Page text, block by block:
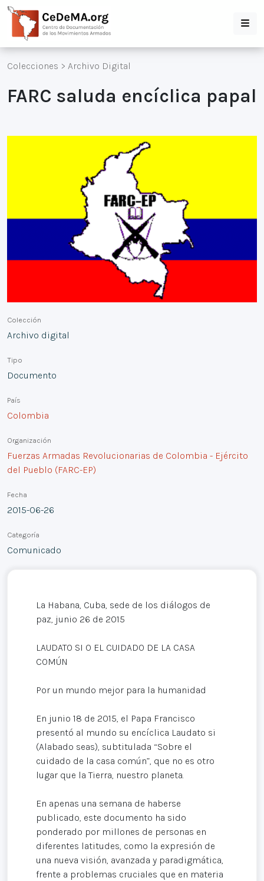
Colecciones > Archivo Digital
FARC saluda encíclica papal
Colección
Archivo digital
Tipo
Documento
País
Colombia
Organización
Fuerzas Armadas Revolucionarias de Colombia - Ejército
del Pueblo (FARC-EP)
Fecha
2015-06-26
Categoría
Comunicado
La Habana, Cuba, sede de los diálogos de
paz, junio 26 de 2015
LAUDATO SI O EL CUIDADO DE LA CASA
COMÚN
Por un mundo mejor para la humanidad
En junio 18 de 2015, el Papa Francisco
presentó al mundo su encíclica Laudato si
(Alabado seas), subtitulada “Sobre el
cuidado de la casa común”, que no es otro
lugar que la Tierra, nuestro planeta.
En apenas una semana de haberse
publicado, este documento ha sido
ponderado por millones de personas en
diferentes latitudes, como la expresión de
una nueva visión, avanzada y paradigmática,
frente a problemas cruciales que en materia